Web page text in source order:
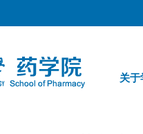
关于